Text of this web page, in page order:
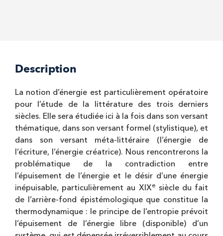
Description
La notion d’énergie est particulièrement opératoire
pour l’étude de la littérature des trois derniers
siècles. Elle sera étudiée ici à la fois dans son versant
thématique, dans son versant formel (stylistique), et
dans son versant méta-littéraire (l’énergie de
l’écriture, l’énergie créatrice). Nous rencontrerons la
problématique de la contradiction entre
l’épuisement de l’énergie et le désir d’une énergie
inépuisable, particulièrement au XIXe siècle du fait
de l’arrière-fond épistémologique que constitue la
thermodynamique : le principe de l’entropie prévoit
l’épuisement de l’énergie libre (disponible) d’un